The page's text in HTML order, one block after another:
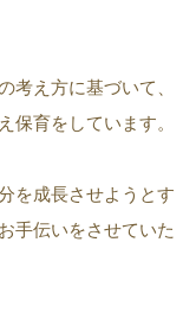
考え方に基づいて、
保育をしています。
を成長させようとす
手伝いをさせていた